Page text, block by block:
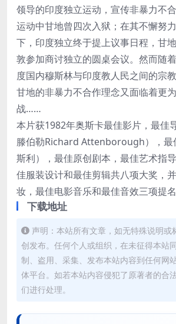
领导的印度独立运动，宣传非暴力不合
运动中甘地曾四次入狱；在其不懈努
下，印度独立终于提上议事日程，甘
敦参加商讨独立的圆桌会议。然而随
度国内穆斯林与印度教人民之间的宗
甘地的非暴力不合作理念又面临着更
战……
本片获1982年奥斯卡最佳影片，最佳
滕伯勒Richard Attenborough），最
斯利），最佳原创剧本，最佳艺术指
佳服装设计和最佳剪辑共八项大奖，
妆，最佳电影音乐和最佳音效三项提名
下载地址
声明：本站所有文章，如无特殊说明或
创发布。任何个人或组织，在未征得本站
制、盗用、采集、发布本站内容到任何网
体平台。如若本站内容侵犯了原著者的合
们进行处理。